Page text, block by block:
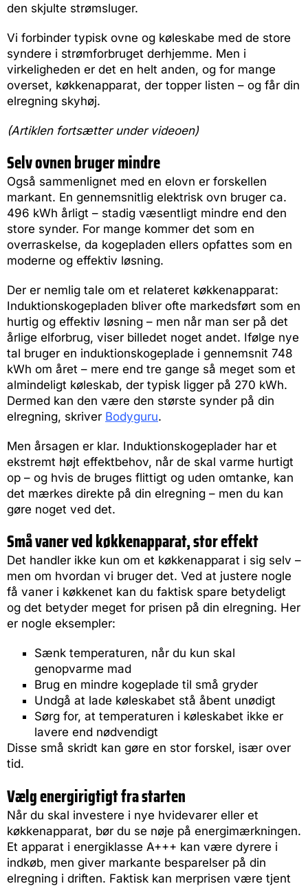
den skjulte strømsluger.
Vi forbinder typisk ovne og køleskabe med de store
syndere i strømforbruget derhjemme. Men i
virkeligheden er det en helt anden, og for mange
overset, køkkenapparat, der topper listen – og får din
elregning skyhøj.
(Artiklen fortsætter under videoen)
Selv ovnen bruger mindre
Også sammenlignet med en elovn er forskellen
markant. En gennemsnitlig elektrisk ovn bruger ca.
496 kWh årligt – stadig væsentligt mindre end den
store synder. For mange kommer det som en
overraskelse, da kogepladen ellers opfattes som en
moderne og effektiv løsning.
Der er nemlig tale om et relateret køkkenapparat:
Induktionskogepladen bliver ofte markedsført som en
hurtig og effektiv løsning – men når man ser på det
årlige elforbrug, viser billedet noget andet. Ifølge nye
tal bruger en induktionskogeplade i gennemsnit 748
kWh om året – mere end tre gange så meget som et
almindeligt køleskab, der typisk ligger på 270 kWh.
Dermed kan den være den største synder på din
elregning, skriver Bodyguru.
Men årsagen er klar. Induktionskogeplader har et
ekstremt højt effektbehov, når de skal varme hurtigt
op – og hvis de bruges flittigt og uden omtanke, kan
det mærkes direkte på din elregning – men du kan
gøre noget ved det.
Små vaner ved køkkenapparat, stor effekt
Det handler ikke kun om et køkkenapparat i sig selv –
men om hvordan vi bruger det. Ved at justere nogle
få vaner i køkkenet kan du faktisk spare betydeligt
og det betyder meget for prisen på din elregning. Her
er nogle eksempler:
Sænk temperaturen, når du kun skal
genopvarme mad
Brug en mindre kogeplade til små gryder
Undgå at lade køleskabet stå åbent unødigt
Sørg for, at temperaturen i køleskabet ikke er
lavere end nødvendigt
Disse små skridt kan gøre en stor forskel, især over
tid.
Vælg energirigtigt fra starten
Når du skal investere i nye hvidevarer eller et
køkkenapparat, bør du se nøje på energimærkningen.
Et apparat i energiklasse A+++ kan være dyrere i
indkøb, men giver markante besparelser på din
elregning i driften. Faktisk kan merprisen være tjent